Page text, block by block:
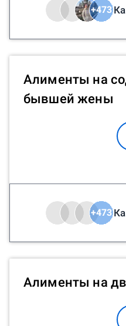
+473
Алименты на
бывшей жены
+473
Алименты на